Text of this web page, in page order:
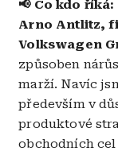
📢 Co kdo říká:
Arno Antlitz,
Volkswagen
způsoben
marží. Navíc
především v
produktové
obchodních